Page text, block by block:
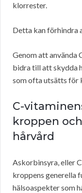
klorrester.
Detta kan förhindra
Genom att använda
bidra till att skydda
som ofta utsätts för
C-
kroppen
hårvård
Askorbinsyra, eller
kroppens generella
hälsoaspekter som